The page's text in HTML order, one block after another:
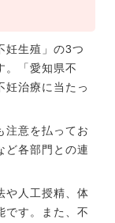
妊生殖」の3つ
。「愛知県不
妊治療に当たっ
注意を払ってお
ど各部門との連
や人工授精、体
です。また、不